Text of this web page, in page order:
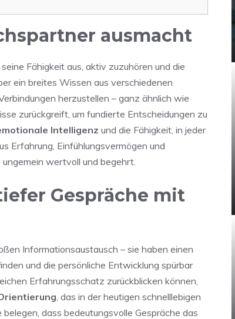
ausmacht
Fähigkeit aus, aktiv zuzuhören und die
ein breites Wissen aus verschiedenen
herzustellen – ganz ähnlich wie
zurückgreift, um fundierte Entscheidungen zu
Intelligenz und die Fähigkeit, in jeder
Erfahrung, Einfühlungsvermögen und
wertvoll und begehrt.
Gespräche mit
Informationsaustausch – sie haben einen
und die persönliche Entwicklung spürbar
Erfahrungsschatz zurückblicken können,
, das in der heutigen schnelllebigen
dass bedeutungsvolle Gespräche das